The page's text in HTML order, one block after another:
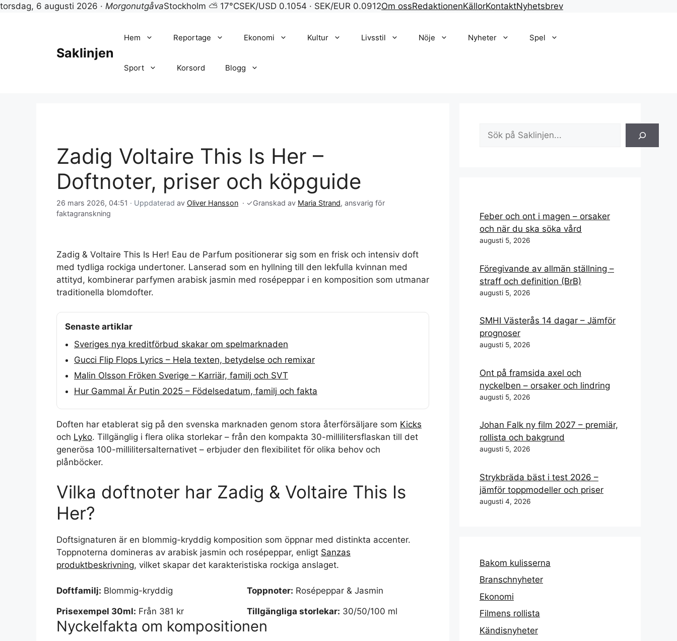
torsdag, 6 augusti 2026 · MorgonutgåvaStockholm ⛅ 17°CSEK/USD 0.1054 · SEK/EUR 0.0912Om ossRedaktionenKällorKontaktNyhetsbrev
Saklinjen
Hem Reportage Ekonomi Kultur Livsstil Nöje Nyheter Spel
Sport Korsord Blogg
Zadig Voltaire This Is Her –
Doftnoter, priser och köpguide
26 mars 2026, 04:51 · Uppdaterad av Oliver Hansson · ✓Granskad av Maria Strand, ansvarig för
faktagranskning
Zadig & Voltaire This Is Her! Eau de Parfum positionerar sig som en frisk och intensiv doft
med tydliga rockiga undertoner. Lanserad som en hyllning till den lekfulla kvinnan med
attityd, kombinerar parfymen arabisk jasmin med rosépeppar i en komposition som utmanar
traditionella blomdofter.
Senaste artiklar
Sveriges nya kreditförbud skakar om spelmarknaden
Gucci Flip Flops Lyrics – Hela texten, betydelse och remixar
Malin Olsson Fröken Sverige – Karriär, familj och SVT
Hur Gammal Är Putin 2025 – Födelsedatum, familj och fakta
Doften har etablerat sig på den svenska marknaden genom stora återförsäljare som Kicks
och Lyko. Tillgänglig i flera olika storlekar – från den kompakta 30-millilitersflaskan till det
generösa 100-millilitersalternativet – erbjuder den flexibilitet för olika behov och
plånböcker.
Vilka doftnoter har Zadig & Voltaire This Is
Her?
Doftsignaturen är en blommig-kryddig komposition som öppnar med distinkta accenter.
Toppnoterna domineras av arabisk jasmin och rosépeppar, enligt Sanzas
produktbeskrivning, vilket skapar det karakteristiska rockiga anslaget.
Doftfamilj: Blommig-kryddig Toppnoter: Rosépeppar & Jasmin
Prisexempel 30ml: Från 381 kr Tillgängliga storlekar: 30/50/100 ml
Nyckelfakta om kompositionen
Sök
Feber och ont i magen – orsaker
och när du ska söka vård
augusti 5, 2026
Föregivande av allmän ställning –
straff och definition (BrB)
augusti 5, 2026
SMHI Västerås 14 dagar – Jämför
prognoser
augusti 5, 2026
Ont på framsida axel och
nyckelben – orsaker och lindring
augusti 5, 2026
Johan Falk ny film 2027 – premiär,
rollista och bakgrund
augusti 5, 2026
Strykbräda bäst i test 2026 –
jämför toppmodeller och priser
augusti 4, 2026
Bakom kulisserna
Branschnyheter
Ekonomi
Filmens rollista
Kändisnyheter